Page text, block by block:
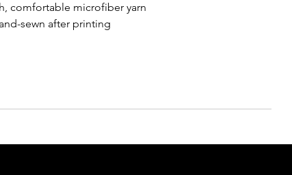
comfortable microfiber yarn
sewn after printing